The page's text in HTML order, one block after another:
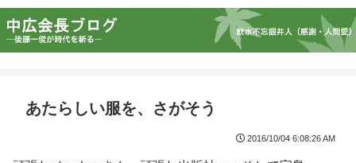
あたらしい服を、さがそう
2016/10/04 6:08:26 AM